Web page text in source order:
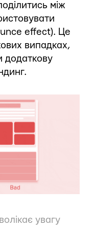
між
effect). Це
випадках,
додаткову
увагу